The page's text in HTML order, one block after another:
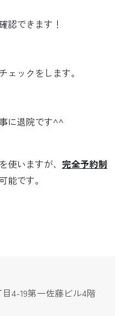
認できます！
ェックをします。
に退院です^^
いますが、 完全予約制
能です。
4-19第一佐藤ビル4階